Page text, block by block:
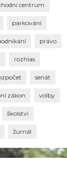
centrum
parkování
právo
rozhlas
senát
zákon volby
školství
žurnál